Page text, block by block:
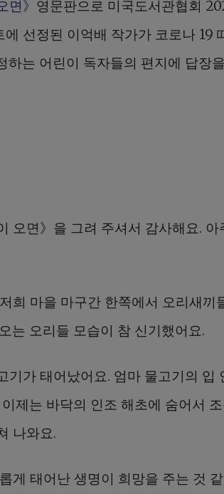
면》 영문판으로 미국도서관협회
선정된 이억배 작가가 코로나 19
하는 어린이 독자들의 편지에 답장
오면》을 그려 주셔서 감사해요. 아
희 마을 마구간 한쪽에서 오리새끼
는 오리들 모습이 참 신기했어요.
기가 태어났어요. 엄마 물고기의 입
제는 바닥의 인조 해초에 숨어서
나와요.
게 태어난 생명이 희망을 주는 것